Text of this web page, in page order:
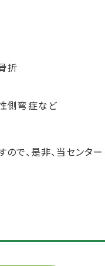
折
側弯症など
で、是非、当センター